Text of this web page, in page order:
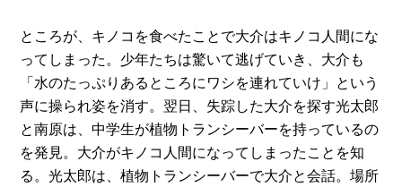
ところが、キノコを食べたことで大介はキノコ人間にな
ってしまった。少年たちは驚いて逃げていき、大介も
「水のたっぷりあるところにワシを連れていけ」という
声に操られ姿を消す。翌日、失踪した大介を探す光太郎
と南原は、中学生が植物トランシーバーを持っているの
を発見。大介がキノコ人間になってしまったことを知
る。光太郎は、植物トランシーバーで大介と会話。場所